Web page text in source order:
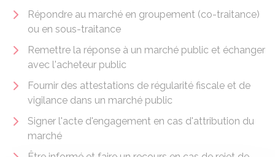
Répondre au marché en groupement (co-traitance)
ou en sous-traitance
Remettre la réponse à un marché public et échanger
avec l'acheteur public
Fournir des attestations de régularité fiscale et de
vigilance dans un marché public
Signer l'acte d'engagement en cas d'attribution du
marché